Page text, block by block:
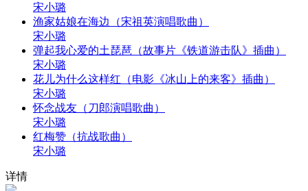
宋小璐
渔家姑娘在海边（宋祖英演唱歌曲）
宋小璐
弹起我心爱的土琵琶（故事片《铁道游击队》插曲）
宋小璐
花儿为什么这样红（电影《冰山上的来客》插曲）
宋小璐
怀念战友（刀郎演唱歌曲）
宋小璐
红梅赞（抗战歌曲）
宋小璐
详情